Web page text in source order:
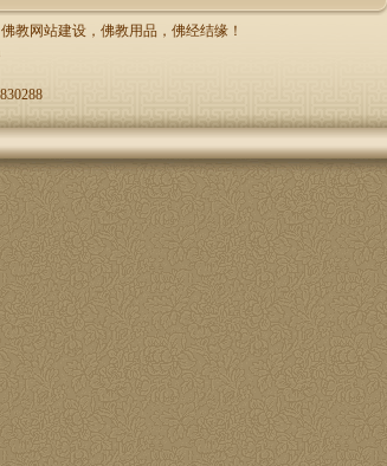
教网站建设，佛教用品，佛经结缘！